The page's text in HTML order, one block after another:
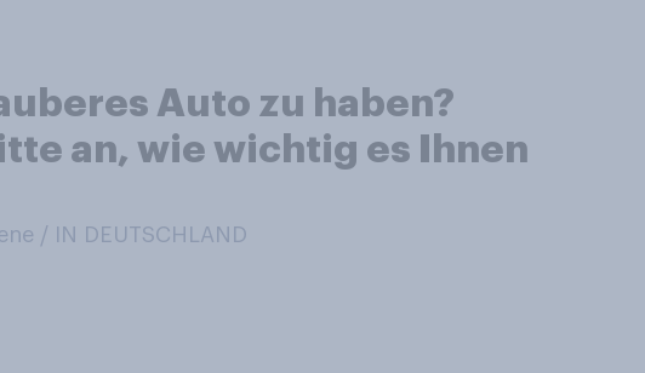
Auto zu haben?
an, wie wichtig es Ihnen
/ IN DEUTSCHLAND